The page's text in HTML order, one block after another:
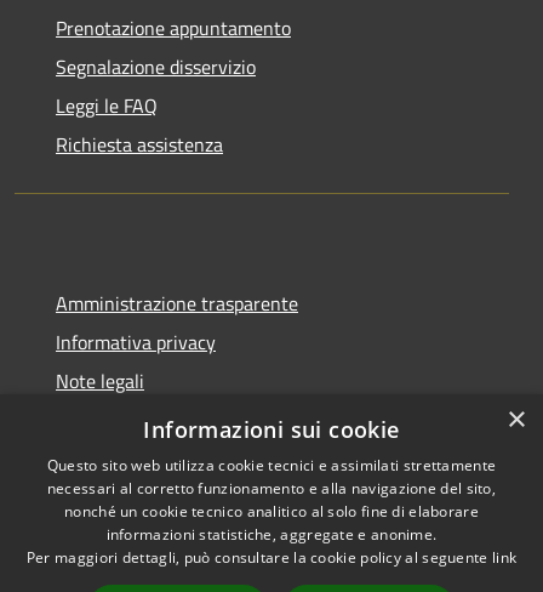
Prenotazione appuntamento
Segnalazione disservizio
Leggi le FAQ
Richiesta assistenza
Amministrazione trasparente
Informativa privacy
Note legali
Dichiarazione di accessibilità
Accessibilità
Copyright © 2026 • Comune di
Spoleto • Powered by
×
Informazioni sui cookie
Questo sito web utilizza cookie tecnici e assimilati strettamente
necessari al corretto funzionamento e alla navigazione del sito,
nonché un cookie tecnico analitico al solo fine di elaborare
informazioni statistiche, aggregate e anonime.
Per maggiori dettagli, può consultare la cookie policy al seguente link